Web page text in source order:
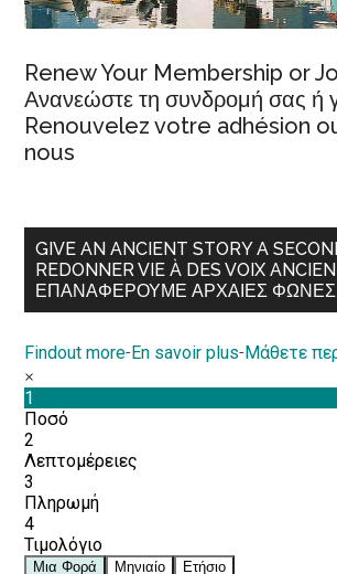
Renew Your Membership or
Ανανεώστε τη συνδρομή σας ή
Renouvelez votre adhésion
nous
GIVE AN ANCIENT STORY A
REDONNER VIE À DES VOIX
ΕΠΑΝΑΦΈΡΟΥΜΕ ΑΡΧΑΊΕΣ ΦΩΝΈΣ
Findout more-En savoir plus-Μάθετε